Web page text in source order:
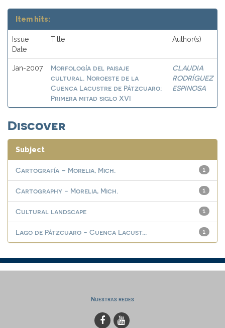
Item hits:
Issue
Date
Title Author(s)
Jan-2007
Morfología del paisaje
cultural. Noroeste de la
Cuenca Lacustre de Pátzcuaro:
Primera mitad siglo XVI
CLAUDIA
RODRÍGUEZ
ESPINOSA
Discover
Subject
1
Cartografía – Morelia, Mich.
1
Cartography - Morelia, Mich.
1
Cultural landscape
1
Lago de Pátzcuaro - Cuenca Lacust...
Nuestras redes